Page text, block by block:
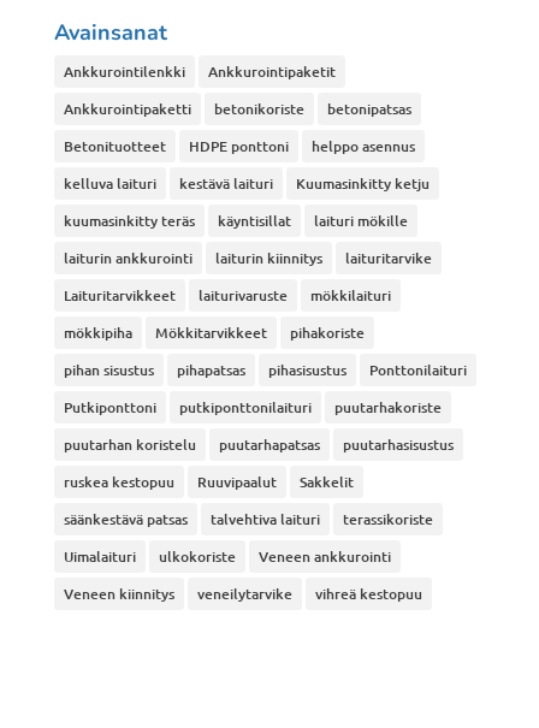
Avainsanat
Ankkurointilenkki
Ankkurointipaketit
Ankkurointipaketti
betonikoriste
betonipatsas
Betonituotteet
HDPE ponttoni
helppo asennus
kelluva laituri
kestävä laituri
Kuumasinkitty ketju
kuumasinkitty teräs
käyntisillat
laituri mökille
laiturin ankkurointi
laiturin kiinnitys
laituritarvike
Laituritarvikkeet
laiturivaruste
mökkilaituri
mökkipiha
Mökkitarvikkeet
pihakoriste
pihan sisustus
pihapatsas pihasisustus
Ponttonilaituri
Putkiponttoni
putkiponttonilaituri
puutarhakoriste
puutarhan koristelu
puutarhapatsas
puutarhasisustus
ruskea kestopuu
Ruuvipaalut
Sakkelit
säänkestävä patsas
talvehtiva laituri
terassikoriste
Uimalaituri
ulkokoriste
Veneen ankkurointi
Veneen kiinnitys
veneilytarvike vihreä kestopuu